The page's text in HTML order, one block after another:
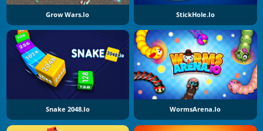
Grow Wars.io StickHole.io
Snake 2048.io WormsArena.io